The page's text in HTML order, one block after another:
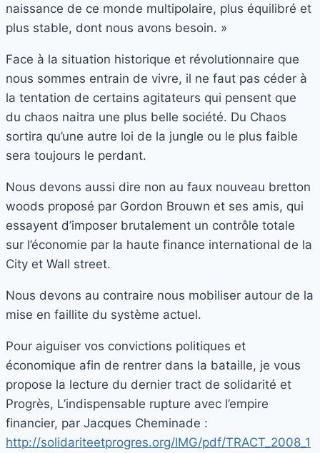
naissance de ce monde multipolaire, plus équilibré et
plus stable, dont nous avons besoin. »
Face à la situation historique et révolutionnaire que
nous sommes entrain de vivre, il ne faut pas céder à
la tentation de certains agitateurs qui pensent que
du chaos naitra une plus belle société. Du Chaos
sortira qu’une autre loi de la jungle ou le plus faible
sera toujours le perdant.
Nous devons aussi dire non au faux nouveau bretton
woods proposé par Gordon Brouwn et ses amis, qui
essayent d’imposer brutalement un contrôle totale
sur l’économie par la haute finance international de la
City et Wall street.
Nous devons au contraire nous mobiliser autour de la
mise en faillite du système actuel.
Pour aiguiser vos convictions politiques et
économique afin de rentrer dans la bataille, je vous
propose la lecture du dernier tract de solidarité et
Progrès, L’indispensable rupture avec l’empire
financier, par Jacques Cheminade :
http://solidariteetprogres.org/IMG/pdf/TRACT_2008_1